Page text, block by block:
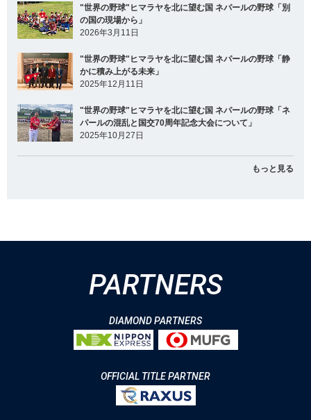
"世界の野球"ヒマラヤを北に望む国 ネパールの野球「別
の国の現場から」
2026年3月11日
"世界の野球"ヒマラヤを北に望む国 ネパールの野球「静
かに積み上がる未来」
2025年12月11日
"世界の野球"ヒマラヤを北に望む国 ネパールの野球「ネ
パールの混乱と国交70周年記念大会について」
2025年10月27日
もっと見る
PARTNERS
DIAMOND PARTNERS
OFFICIAL TITLE PARTNER